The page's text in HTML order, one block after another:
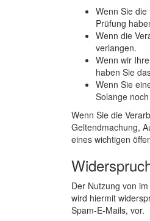
Wenn Sie
Prüfung
Wenn die
verlangen.
Wenn wir
haben Sie
Wenn Sie
Solange
Wenn Sie die
Geltendmachung,
eines wichtigen
Der Nutzung von
wird hiermit
Spam-E-Mails, vor.